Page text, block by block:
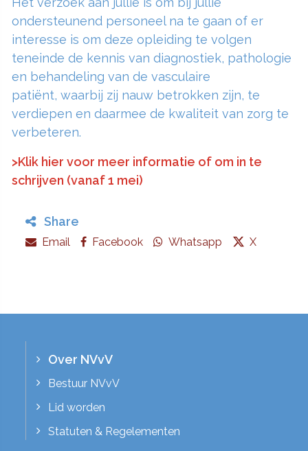
ondersteunend personeel na te gaan of er
interesse is om deze opleiding te volgen
teneinde de kennis van diagnostiek, pathologie
en behandeling van de vasculaire
patiënt, waarbij zij nauw betrokken zijn, te
verdiepen en daarmee de kwaliteit van zorg te
verbeteren.
>Klik hier voor meer informatie of om in te
schrijven (vanaf 1 mei)
Share
Email Facebook Whatsapp X
Over NVvV
Bestuur NVvV
Lid worden
Statuten & Regelementen